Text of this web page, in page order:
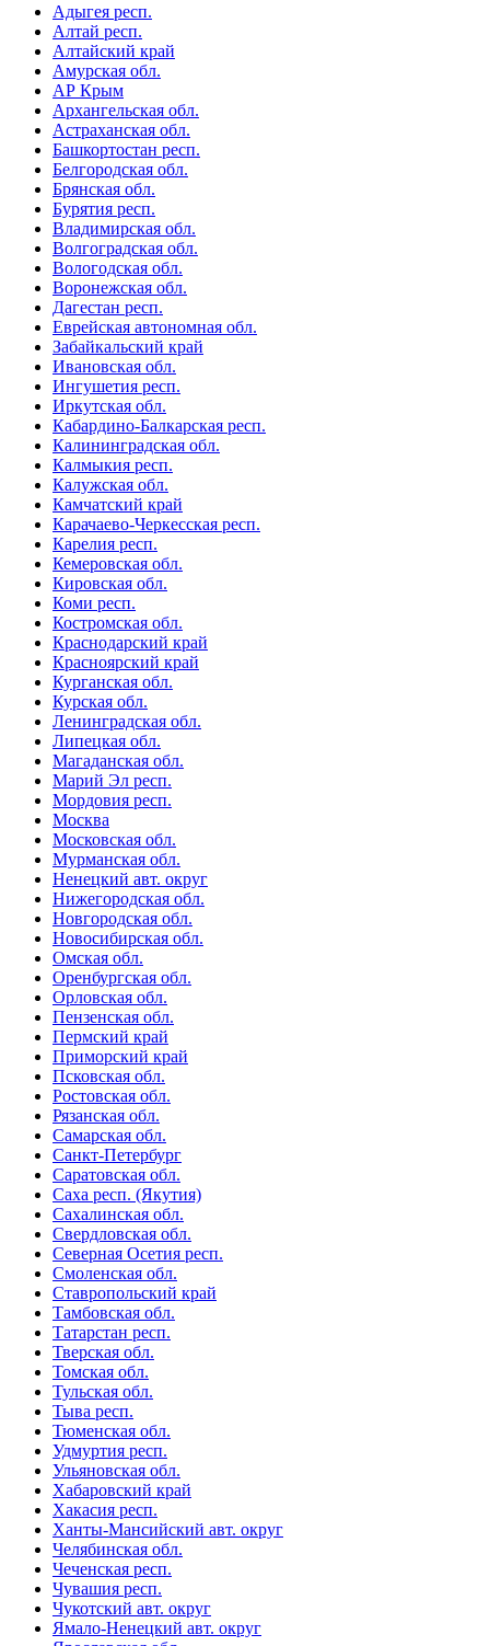
Адыгея респ.
Алтай респ.
Алтайский край
Амурская обл.
АР Крым
Архангельская обл.
Астраханская обл.
Башкортостан респ.
Белгородская обл.
Брянская обл.
Бурятия респ.
Владимирская обл.
Волгоградская обл.
Вологодская обл.
Воронежская обл.
Дагестан респ.
Еврейская автономная обл.
Забайкальский край
Ивановская обл.
Ингушетия респ.
Иркутская обл.
Кабардино-Балкарская респ.
Калининградская обл.
Калмыкия респ.
Калужская обл.
Камчатский край
Карачаево-Черкесская респ.
Карелия респ.
Кемеровская обл.
Кировская обл.
Коми респ.
Костромская обл.
Краснодарский край
Красноярский край
Курганская обл.
Курская обл.
Ленинградская обл.
Липецкая обл.
Магаданская обл.
Марий Эл респ.
Мордовия респ.
Москва
Московская обл.
Мурманская обл.
Ненецкий авт. округ
Нижегородская обл.
Новгородская обл.
Новосибирская обл.
Омская обл.
Оренбургская обл.
Орловская обл.
Пензенская обл.
Пермский край
Приморский край
Псковская обл.
Ростовская обл.
Рязанская обл.
Самарская обл.
Санкт-Петербург
Саратовская обл.
Саха респ. (Якутия)
Сахалинская обл.
Свердловская обл.
Северная Осетия респ.
Смоленская обл.
Ставропольский край
Тамбовская обл.
Татарстан респ.
Тверская обл.
Томская обл.
Тульская обл.
Тыва респ.
Тюменская обл.
Удмуртия респ.
Ульяновская обл.
Хабаровский край
Хакасия респ.
Ханты-Мансийский авт. округ
Челябинская обл.
Чеченская респ.
Чувашия респ.
Чукотский авт. округ
Ямало-Ненецкий авт. округ